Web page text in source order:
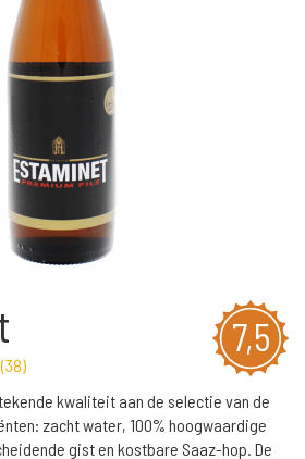
7,5
(38)
kwaliteit aan de selectie van de
zacht water, 100% hoogwaardige
gist en kostbare Saaz-hop. De